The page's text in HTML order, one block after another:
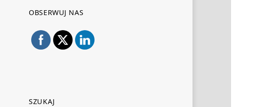
OBSERWUJ NAS
SZUKAJ